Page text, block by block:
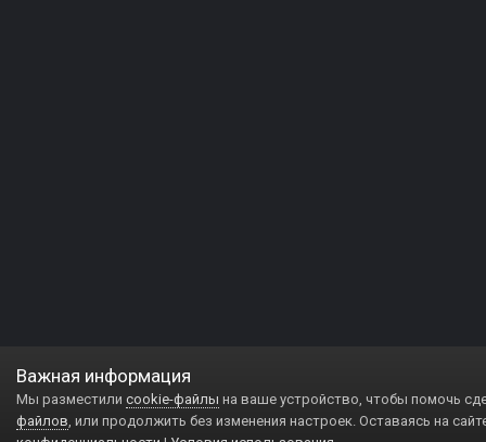
Важная информация
Мы разместили cookie-файлы на ваше устройство, чтобы помочь
файлов, или продолжить без изменения настроек. Оставаясь на